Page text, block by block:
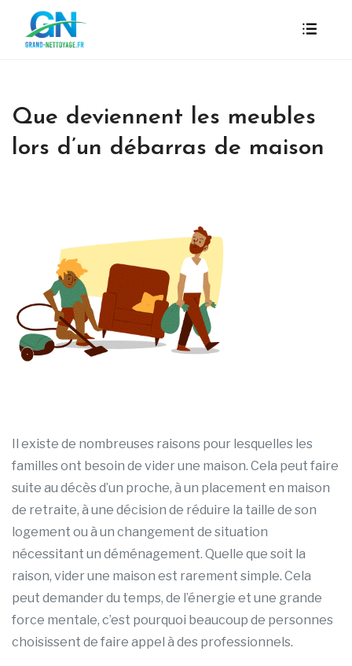
Que deviennent les meubles
lors d’un débarras de maison
Il existe de nombreuses raisons pour lesquelles les
familles ont besoin de vider une maison. Cela peut faire
suite au décès d’un proche, à un placement en maison
de retraite, à une décision de réduire la taille de son
logement ou à un changement de situation
nécessitant un déménagement. Quelle que soit la
raison, vider une maison est rarement simple. Cela
peut demander du temps, de l’énergie et une grande
force mentale, c’est pourquoi beaucoup de personnes
choisissent de faire appel à des professionnels.